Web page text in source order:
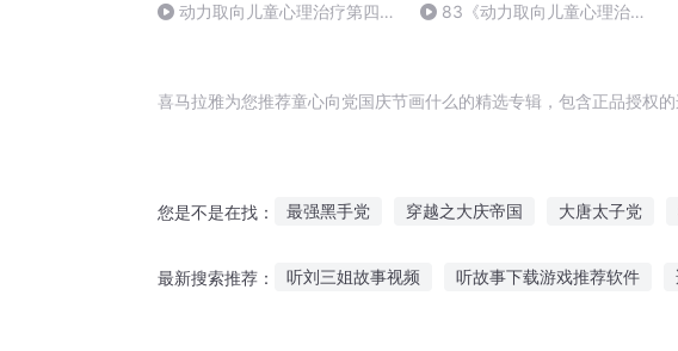
动力取向儿童心理治疗第四部
83《动力取向儿童心理治
喜马拉雅为您推荐童心向党国庆节画什么的精选专辑，包含正品授权
您是不是在找： 最强黑手党 穿越之大庆帝国 大唐太子党
最新搜索推荐： 听刘三姐故事视频 听故事下载游戏推荐软件